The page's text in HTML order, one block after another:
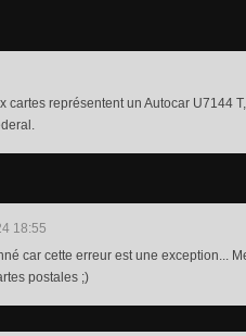
cartes représentent un Autocar U7144
18:55
car cette erreur est une exception...
postales ;)